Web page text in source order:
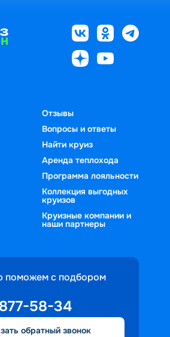
Отзывы
Вопросы и ответы
Найти круиз
Аренда теплохода
Программа лояльности
Коллекция выгодных
круизов
Круизные компании и
наши партнеры
поможем с подбором
58-34
обратный звонок